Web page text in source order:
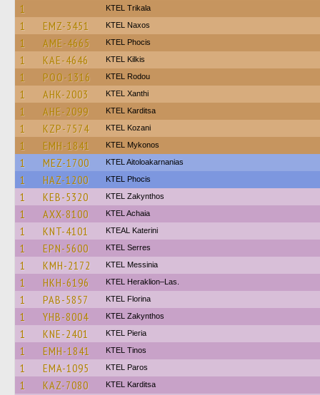
1 ΚΤΕL Τrikala
1 EMZ-3451 KTEL Naxos
1 AME-4665 ΚΤΕL Phocis
1 KAE-4646 KTEL Kilkis
1 POO-1316 ΚΤΕL Rodou
1 AHK-2003 KTEL Xanthi
1 AHE-2099 ΚΤΕL Karditsa
1 KZP-7574 ΚΤΕL Kozani
1 EMH-1841 KTEL Mykonos
1 MEZ-1700 KTEL Aitoloakarnanias
1 HAZ-1200 ΚΤΕL Phocis
1 KEB-5320 KTEL Zakynthos
1 AXX-8100 KTEL Achaia
1 KNT-4101 KTEAL Katerini
1 EPN-5600 KTEL Serres
1 KMH-2172 KTEL Messinia
1 HKH-6196 KTEL Heraklion–Las.
1 PAB-5857 KTEL Florina
1 YHB-8004 KTEL Zakynthos
1 KNE-2401 KTEL Pieria
1 EMH-1841 KTEL Tinos
1 EMA-1095 KTEL Paros
1 KAZ-7080 ΚΤΕL Karditsa